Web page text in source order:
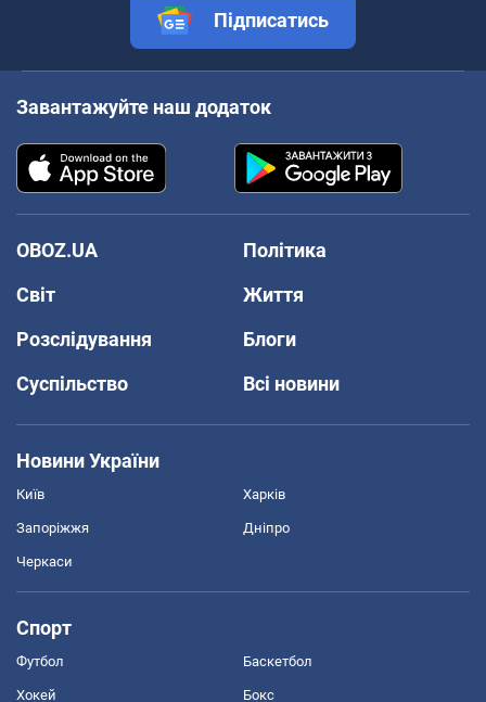
Підписатись
Завантажуйте наш додаток
OBOZ.UA
Політика
Світ
Життя
Розслідування
Блоги
Суспільство
Всі новини
Новини України
Київ Харків
Запоріжжя Дніпро
Черкаси
Спорт
Футбол Баскетбол
Хокей Бокс